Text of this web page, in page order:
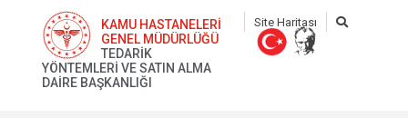
KAMU HASTANELERİ
GENEL MÜDÜRLÜĞÜ
TEDARİK
YÖNTEMLERİ VE SATIN ALMA
DAİRE BAŞKANLIĞI
Site Haritası